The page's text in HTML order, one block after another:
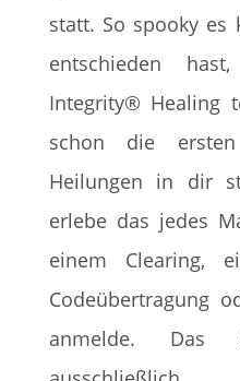
statt. So spooky
entschieden
Integrity® Healing
schon die
Heilungen in dir
erlebe das jedes
einem Clearing,
Codeübertragung
anmelde. Das